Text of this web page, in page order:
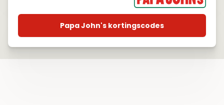
Papa John's kortingscodes